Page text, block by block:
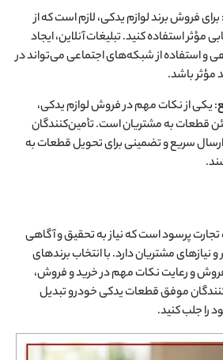
: برای فروش برند لوازم یدکی، لازم است که از
مؤثر استفاده کنید. تبلیغات آنلاین، ایجاد
استفاده از شبکه‌های اجتماعی می‌تواند در
باشد.
: یکی از نکات مهم در فروش لوازم یدکی،
قطعات به مشتریان است. تأمین‌کنندگان
سریع و تضمینی برای تحویل قطعات به
پرسود است که نیاز به تحقیق و آگاهی
و نیازهای مشتریان دارد. با انتخاب برندهای
فروش و رعایت نکات مهم در خرید و فروش،
موفق قطعات یدکی خودرو تبدیل
را جلب کنید.